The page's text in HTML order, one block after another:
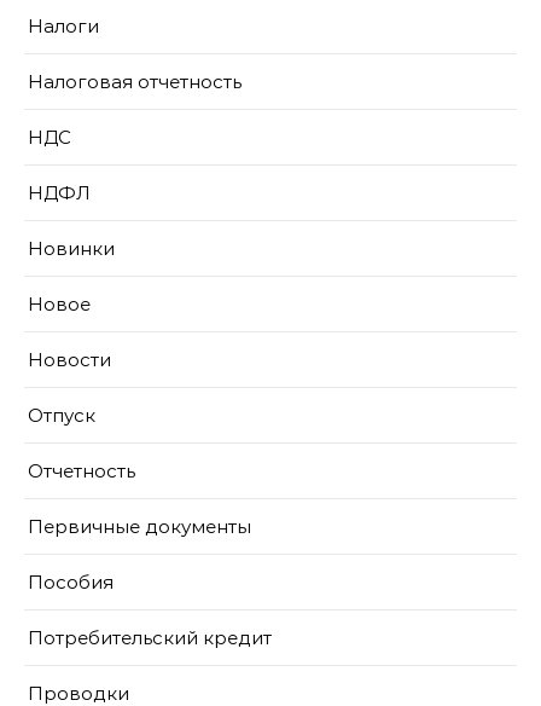
Налоги
Налоговая отчетность
НДС
НДФЛ
Новинки
Новое
Новости
Отпуск
Отчетность
Первичные документы
Пособия
Потребительский кредит
Проводки